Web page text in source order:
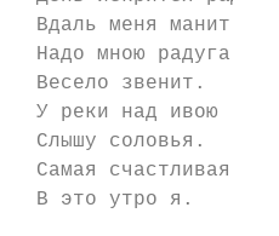
Вдаль меня манит.
Надо мною радуга
Весело звенит.
У реки над ивою
Слышу соловья.
Самая счастливая
В это утро я.